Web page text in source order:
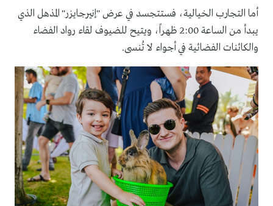
أما التجارب الخيالية، فستتجسد في عرض "إنيرجايزر" المذهل الذي
يبدأ من الساعة 2:00 ظهراً، ويتيح للضيوف لقاء رواد الفضاء
والكائنات الفضائية في أجواء لا تُنسى.